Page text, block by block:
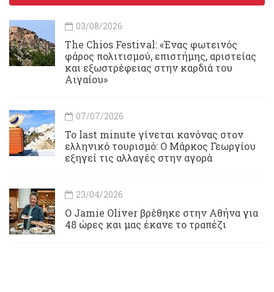
03/08/2026
Τhe Chios Festival: «Ένας φωτεινός
φάρος πολιτισμού, επιστήμης, αριστείας
και εξωστρέφειας στην καρδιά του
Αιγαίου»
07/07/2026
Το last minute γίνεται κανόνας στον
ελληνικό τουρισμό: Ο Μάρκος Γεωργίου
εξηγεί τις αλλαγές στην αγορά
23/04/2026
Ο Jamie Oliver βρέθηκε στην Αθήνα για
48 ώρες και μας έκανε το τραπέζι